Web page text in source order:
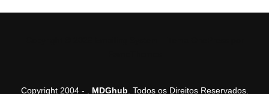
Copyright 2004 - . MDGhub. Todos os Direitos Reservados.